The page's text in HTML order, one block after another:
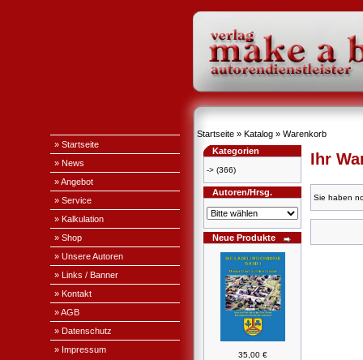
» Startseite
» News
» Angebot
» Service
» Kalkulation
» Shop
» Unsere Autoren
» Links / Banner
» Kontakt
» AGB
» Datenschutz
» Impressum
Startseite » Katalog » Warenkorb
Kategorien
-> (366)
Autoren/Hrsg.
Neue Produkte
35,00 €
Ihr
Sie haben